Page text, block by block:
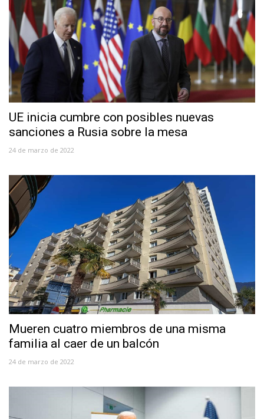
UE inicia cumbre con posibles nuevas
sanciones a Rusia sobre la mesa
24 de marzo de 2022
Mueren cuatro miembros de una misma
familia al caer de un balcón
24 de marzo de 2022